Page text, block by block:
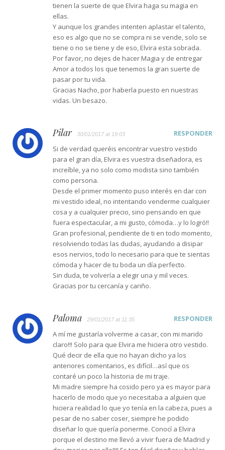
tienen la suerte de que Elvira haga su magia en
ellas.
Y aunque los grandes intenten aplastar el talento,
eso es algo que no se compra ni se vende, solo se
tiene o no se tiene y de eso, Elvira esta sobrada.
Por favor, no dejes de hacer Magia y de entregar
Amor a todos los que tenemos la gran suerte de
pasar por tu vida.
Gracias Nacho, por haberla puesto en nuestras
vidas. Un besazo.
Pilar 30/01/2017 at 19:03
RESPONDER
Si de verdad queréis encontrar vuestro vestido
para el gran día, Elvira es vuestra diseñadora, es
increíble, ya no solo como modista sino también
como persona.
Desde el primer momento puso interés en dar con
mi vestido ideal, no intentando venderme cualquier
cosa y a cualquier precio, sino pensando en que
fuera espectacular, a mi gusto, cómoda…y lo logró!!
Gran profesional, pendiente de ti en todo momento,
resolviendo todas las dudas, ayudando a disipar
esos nervios, todo lo necesario para que te sientas
cómoda y hacer de tu boda un día perfecto.
Sin duda, te volvería a elegir una y mil veces.
Gracias por tu cercanía y cariño.
Paloma 29/01/2017 at 11:35
RESPONDER
A mí me gustaría volverme a casar, con mi marido
claro!!! Solo para que Elvira me hiciera otro vestido.
Qué decir de ella que no hayan dicho ya los
anteriores comentarios, es difícil…así que os
contaré un poco la historia de mi traje.
Mi madre siempre ha cosido pero ya es mayor para
hacerlo de modo que yo necesitaba a alguien que
hiciera realidad lo que yo tenía en la cabeza, pues a
pesar de no saber coser, siempre he podido
diseñar lo que quería ponerme. Conocí a Elvira
porque el destino me llevó a vivir fuera de Madrid y